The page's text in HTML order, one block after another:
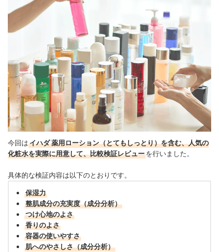
今回はイハダ 薬用ローション（とてもしっとり）を含む、人気の
化粧水を実際に用意して、比較検証レビューを行いました。
具体的な検証内容は以下のとおりです。
保湿力
整肌成分の充実度（成分分析）
つけ心地のよさ
香りのよさ
容器の使いやすさ
肌へのやさしさ（成分分析）